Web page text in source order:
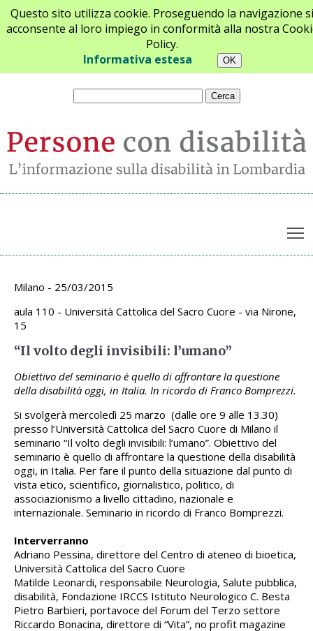
Questo sito utilizza cookie. Proseguendo la navigazione si
acconsente al loro impiego in conformità alla nostra
Policy.
Informativa estesa
Chi siamo Newsletter Contatti
Archivio appuntamenti
Milano - 25/03/2015
aula 110 - Università Cattolica del Sacro Cuore - via Nirone,
15
“Il volto degli invisibili: l’umano”
Obiettivo del seminario è quello di affrontare la questione
della disabilità oggi, in Italia. In ricordo di Franco Bomprezzi.
Si svolgerà mercoledì 25 marzo (dalle ore 9 alle 13.30)
presso l’Università Cattolica del Sacro Cuore di Milano il
seminario “Il volto degli invisibili: l’umano”. Obiettivo del
seminario è quello di affrontare la questione della disabilità
oggi, in Italia. Per fare il punto della situazione dal punto di
vista etico, scientifico, giornalistico, politico, di
associazionismo a livello cittadino, nazionale e
internazionale. Seminario in ricordo di Franco Bomprezzi.
Interverranno
Adriano Pessina, direttore del Centro di ateneo di bioetica,
Università Cattolica del Sacro Cuore
Matilde Leonardi, responsabile Neurologia, Salute pubblica,
disabilità, Fondazione IRCCS Istituto Neurologico C. Besta
Pietro Barbieri, portavoce del Forum del Terzo settore
Riccardo Bonacina, direttore di “Vita”, no profit magazine